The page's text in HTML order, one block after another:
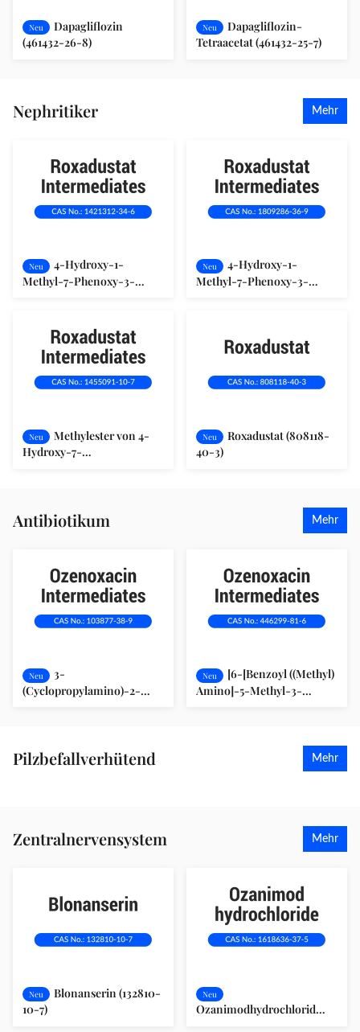
Neu
Dapagliflozin
(461432-26-8)
Neu
Dapagliflozin-
Tetraacetat (461432-25-7)
Nephritiker Mehr
Neu
4-Hydroxy-1-
Methyl-7-Phenoxy-3-
Neu
4-Hydroxy-1-
Methyl-7-Phenoxy-3-
Neu
Methylester von 4-
Hydroxy-7-
Neu
Roxadustat (808118-
40-3)
Antibiotikum Mehr
Neu
3-
(Cyclopropylamino)-2-
Neu
[6-[Benzoyl ((Methyl)
Amino]-5-Methyl-3-
Pilzbefallverhütend Mehr
Zentralnervensystem Mehr
Neu
Blonanserin (132810-
10-7)
Neu
Ozanimodhydrochlorid